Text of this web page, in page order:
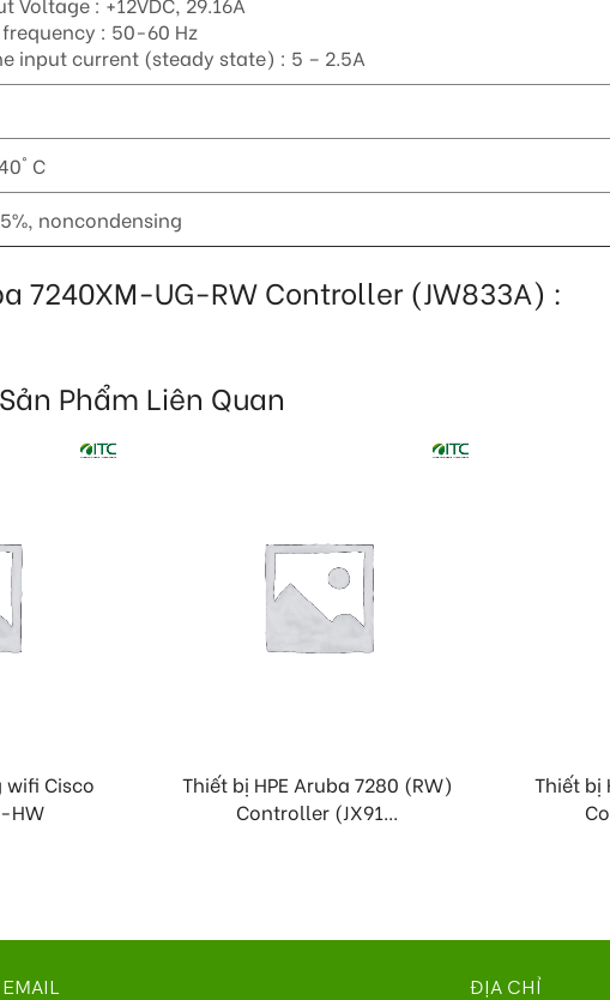
: 50-60 Hz
input current (steady state) : 5 – 2.5A
C
noncondensing
7240XM-UG-RW Controller (JW833A) :
Sản Phẩm Liên Quan
wifi Cisco
HW
Thiết bị HPE Aruba 7280 (RW)
Controller (JX91...
Thiết bị
EMAIL ĐỊA CHỈ